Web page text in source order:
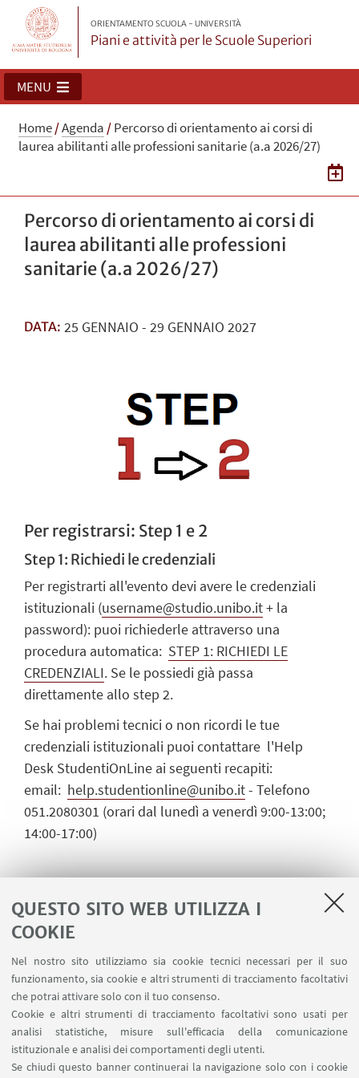
QUESTO SITO WEB UTILIZZA I
COOKIE
Nel nostro sito utilizziamo sia cookie tecnici necessari per il suo
funzionamento, sia cookie e altri strumenti di tracciamento facoltativi
che potrai attivare solo con il tuo consenso.
Cookie e altri strumenti di tracciamento facoltativi sono usati per
analisi statistiche, misure sull'efficacia della comunicazione
istituzionale e analisi dei comportamenti degli utenti.
Se chiudi questo banner continuerai la navigazione solo con i cookie
ORIENTAMENTO SCUOLA - UNIVERSITÀ
Piani e attività per le Scuole Superiori
MENU
Home/Agenda /Percorso di orientamento ai corsi di
laurea abilitanti alle professioni sanitarie (a.a 2026/27)
Percorso di orientamento ai corsi di
laurea abilitanti alle professioni
sanitarie (a.a 2026/27)
DATA: 25 GENNAIO - 29 GENNAIO2027
Per registrarsi: Step 1 e 2
Step 1: Richiedi le credenziali
Per registrarti all'evento devi avere le credenziali
istituzionali (username@studio.unibo.it+ la
password): puoi richiederle attraverso una
procedura automatica: STEP 1: RICHIEDI LE
CREDENZIALI. Se le possiedi già passa
direttamente allo step 2.
Se hai problemi tecnici o non ricordi le tue
credenziali istituzionali puoi contattare l'Help
Desk StudentiOnLine ai seguenti recapiti:
email: help.studentionline@unibo.it- Telefono
051.2080301 (orari dal lunedì a venerdì 9:00-13:00;
14:00-17:00)
Step 2 : Registrati
Utilizzando le credenziali di Ateneo
iscriverti compilando la scheda di registrazione
all'iniziativa. Una volta che ti sarai registrata/o
riceverai le informazioni utili a partecipare.